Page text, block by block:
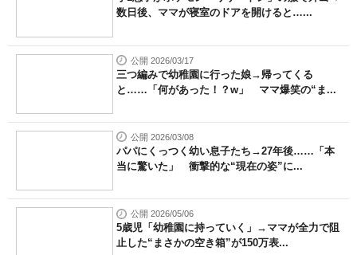
数日後、ママが寝室のドアを開けると…...
公開 2026/03/17
三つ編みで幼稚園に行った娘→帰ってくる
と……「何があった！？w」 ママ爆笑の“ま...
公開 2026/03/08
パパにくっつく幼い息子たち→27年後……「本
当に驚いた」 衝撃的な“現在の姿”に...
公開 2026/05/06
5歳児「幼稚園に持っていく」→ママが全力で阻
止した“まさかの空き箱”が150万表...